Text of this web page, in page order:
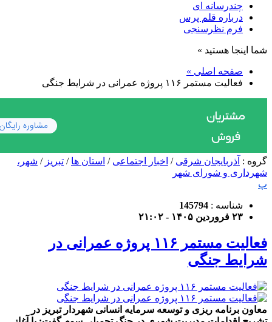
چندرسانه ای
درباره قلم پرس
فرم نظرسنجی
شما اینجا هستید »
صفحه اصلی »
فعالیت مستمر ۱۱۶ پروژه عمرانی در شرایط جنگی
گروه : آذربایجان شرقی / اخبار اجتماعی / استان ها / تبریز / شهر،
شهرداری و شورای شهر
پ
شناسه : 145794
۲۳ فروردین ۱۴۰۵ - ۲۱:۰۲
فعالیت مستمر ۱۱۶ پروژه عمرانی در
شرایط جنگی
معاون برنامه ریزی و توسعه سرمایه انسانی شهردار تبریز در